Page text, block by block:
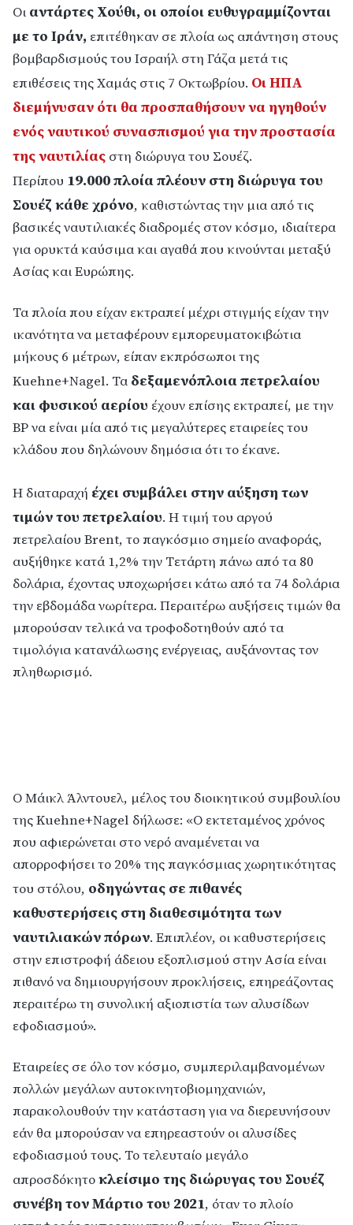
Οι αντάρτες Χούθι, οι οποίοι ευθυγραμμίζονται
με το Ιράν, επιτέθηκαν σε πλοία ως απάντηση στους
βομβαρδισμούς του Ισραήλ στη Γάζα μετά τις
επιθέσεις της Χαμάς στις 7 Οκτωβρίου. Οι ΗΠΑ
διεμήνυσαν ότι θα προσπαθήσουν να ηγηθούν
ενός ναυτικού συνασπισμού για την προστασία
της ναυτιλίας στη διώρυγα του Σουέζ.
Περίπου 19.000 πλοία πλέουν στη διώρυγα του
Σουέζ κάθε χρόνο, καθιστώντας την μια από τις
βασικές ναυτιλιακές διαδρομές στον κόσμο, ιδιαίτερα
για ορυκτά καύσιμα και αγαθά που κινούνται μεταξύ
Ασίας και Ευρώπης.
Τα πλοία που είχαν εκτραπεί μέχρι στιγμής είχαν την
ικανότητα να μεταφέρουν εμπορευματοκιβώτια
μήκους 6 μέτρων, είπαν εκπρόσωποι της
Kuehne+Nagel. Τα δεξαμενόπλοια πετρελαίου
και φυσικού αερίου έχουν επίσης εκτραπεί, με την
BP να είναι μία από τις μεγαλύτερες εταιρείες του
κλάδου που δηλώνουν δημόσια ότι το έκανε.
Η διαταραχή έχει συμβάλει στην αύξηση των
τιμών του πετρελαίου. Η τιμή του αργού
πετρελαίου Brent, το παγκόσμιο σημείο αναφοράς,
αυξήθηκε κατά 1,2% την Τετάρτη πάνω από τα 80
δολάρια, έχοντας υποχωρήσει κάτω από τα 74 δολάρια
την εβδομάδα νωρίτερα. Περαιτέρω αυξήσεις τιμών θα
μπορούσαν τελικά να τροφοδοτηθούν από τα
τιμολόγια κατανάλωσης ενέργειας, αυξάνοντας τον
πληθωρισμό.
Ο Mάικλ Άλντουελ, μέλος του διοικητικού συμβουλίου
της Kuehne+Nagel δήλωσε: «Ο εκτεταμένος χρόνος
που αφιερώνεται στο νερό αναμένεται να
απορροφήσει το 20% της παγκόσμιας χωρητικότητας
του στόλου, οδηγώντας σε πιθανές
καθυστερήσεις στη διαθεσιμότητα των
ναυτιλιακών πόρων. Επιπλέον, οι καθυστερήσεις
στην επιστροφή άδειου εξοπλισμού στην Ασία είναι
πιθανό να δημιουργήσουν προκλήσεις, επηρεάζοντας
περαιτέρω τη συνολική αξιοπιστία των αλυσίδων
εφοδιασμού».
Εταιρείες σε όλο τον κόσμο, συμπεριλαμβανομένων
πολλών μεγάλων αυτοκινητοβιομηχανιών,
παρακολουθούν την κατάσταση για να διερευνήσουν
εάν θα μπορούσαν να επηρεαστούν οι αλυσίδες
εφοδιασμού τους. Το τελευταίο μεγάλο
απροσδόκητοκλείσιμο της διώρυγας του Σουέζ
συνέβη τον Μάρτιο του 2021, όταν το πλοίο